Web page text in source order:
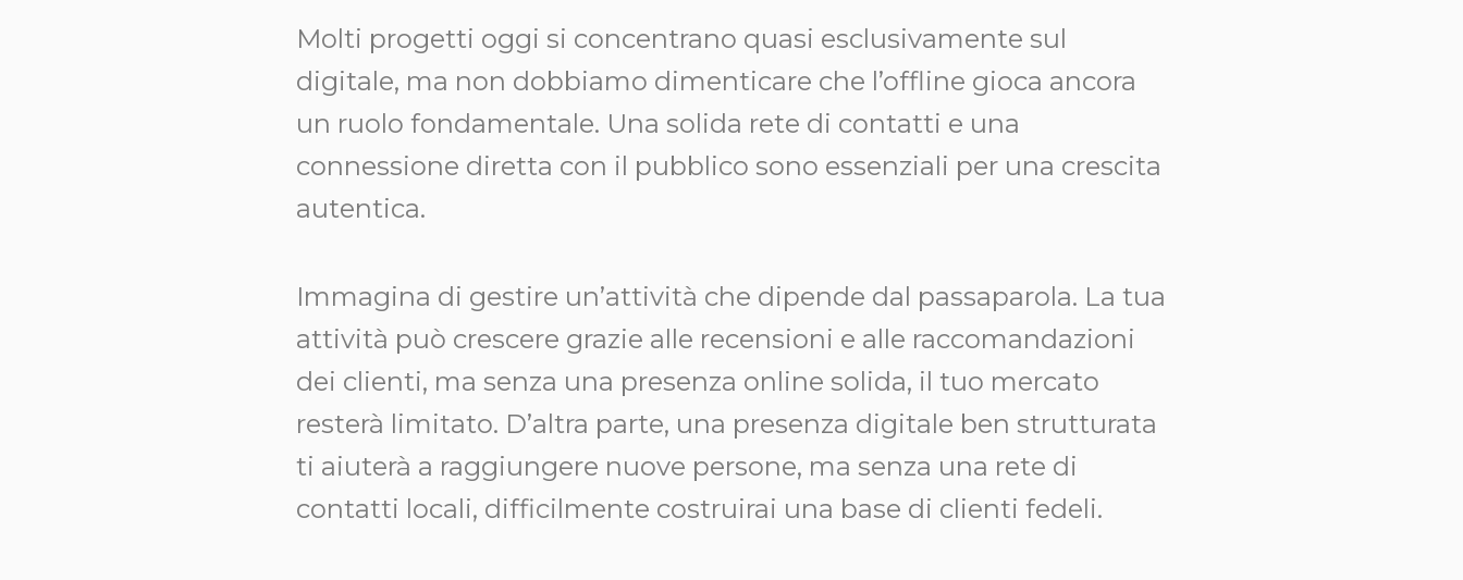
Molti progetti oggi si concentrano quasi esclusivamente sul
digitale, ma non dobbiamo dimenticare che l’offline gioca ancora
un ruolo fondamentale. Una solida rete di contatti e una
connessione diretta con il pubblico sono essenziali per una crescita
autentica.
Immagina di gestire un’attività che dipende dal passaparola. La tua
attività può crescere grazie alle recensioni e alle raccomandazioni
dei clienti, ma senza una presenza online solida, il tuo mercato
resterà limitato. D’altra parte, una presenza digitale ben strutturata
ti aiuterà a raggiungere nuove persone, ma senza una rete di
contatti locali, difficilmente costruirai una base di clienti fedeli.